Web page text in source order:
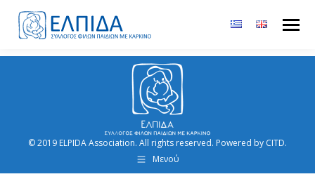
© 2019 ELPIDA Association. All rights reserved. Powered by CITD.
Μενού